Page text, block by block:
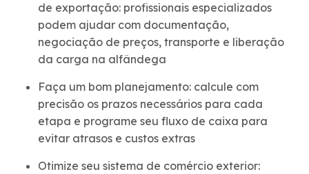
de exportação: profissionais especializados
podem ajudar com documentação,
negociação de preços, transporte e liberação
da carga na alfândega
Faça um bom planejamento: calcule com
precisão os prazos necessários para cada
etapa e programe seu fluxo de caixa para
evitar atrasos e custos extras
Otimize seu sistema de comércio exterior: